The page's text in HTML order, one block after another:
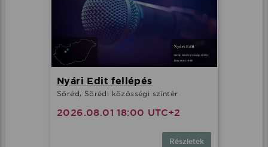
Nyári Edit fellépés
Söréd, Sörédi közösségi színtér
2026.08.01 18:00 UTC+2
Részletek